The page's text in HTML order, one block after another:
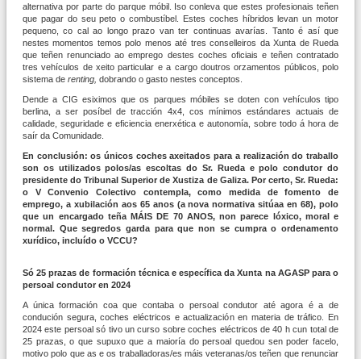
alternativa por parte do parque móbil. Iso conleva que estes profesionais teñen
que pagar do seu peto o combustíbel. Estes coches híbridos levan un motor
pequeno, co cal ao longo prazo van ter continuas avarías. Tanto é así que
nestes momentos temos polo menos até tres conselleiros da Xunta de Rueda
que teñen renunciado ao emprego destes coches oficiais e teñen contratado
tres vehículos de xeito particular e a cargo doutros orzamentos públicos, polo
sistema de renting, dobrando o gasto nestes conceptos.
Dende a CIG esiximos que os parques móbiles se doten con vehículos tipo
berlina, a ser posíbel de tracción 4x4, cos mínimos estándares actuais de
calidade, seguridade e eficiencia enerxética e autonomía, sobre todo á hora de
saír da Comunidade.
En conclusión: os únicos coches axeitados para a realización do traballo
son os utilizados polos/as escoltas do Sr. Rueda e polo condutor do
presidente do Tribunal Superior de Xustiza de Galiza. Por certo, Sr. Rueda:
o V Convenio Colectivo contempla, como medida de fomento de
emprego, a xubilación aos 65 anos (a nova normativa sitúaa en 68), polo
que un encargado teña MÁIS DE 70 ANOS, non parece lóxico, moral e
normal. Que segredos garda para que non se cumpra o ordenamento
xurídico, incluído o VCCU?
Só 25 prazas de formación técnica e específica da Xunta na AGASP para o
persoal condutor en 2024
A única formación coa que contaba o persoal condutor até agora é a de
condución segura, coches eléctricos e actualización en materia de tráfico. En
2024 este persoal só tivo un curso sobre coches eléctricos de 40 h cun total de
25 prazas, o que supuxo que a maioría do persoal quedou sen poder facelo,
motivo polo que as e os traballadoras/es máis veteranas/os teñen que renunciar